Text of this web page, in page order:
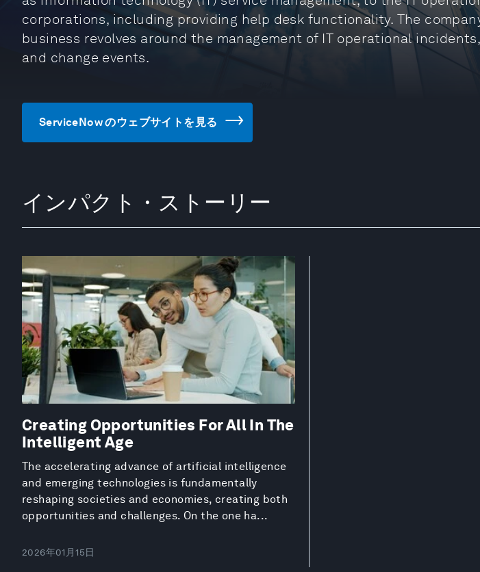
corporations, including providing help desk functionality. The
business revolves around the management of IT operational
and change events.
ServiceNow のウェブサイトを見る
インパクト・ストーリー
Creating Opportunities For All In The
Intelligent Age
The accelerating advance of artificial intelligence
and emerging technologies is fundamentally
reshaping societies and economies, creating both
opportunities and challenges. On the one ha...
2026年01月15日